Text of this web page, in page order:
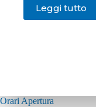
Leggi tutto
Orari Apertura